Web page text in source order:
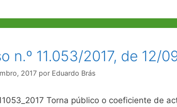
n.º 11.053/2017, de 12/
2017 por Eduardo Brás
Torna público o coeficiente de